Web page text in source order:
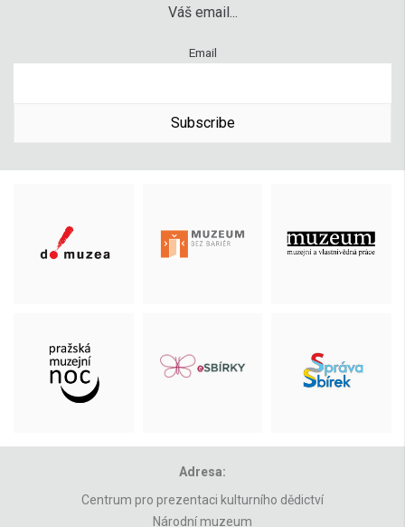
Váš email...
Email
Subscribe
Adresa:
Centrum pro prezentaci kulturního dědictví
Národní muzeum